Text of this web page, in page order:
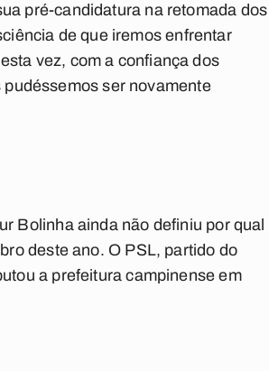
pré-candidatura na retomada dos
de que iremos enfrentar
vez, com a confiança dos
ser novamente
Bolinha ainda não definiu por qual
deste ano. O PSL, partido do
a prefeitura campinense em